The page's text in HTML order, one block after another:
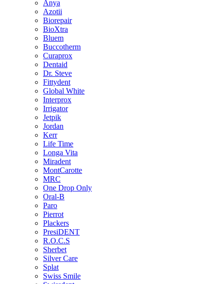
Anya
Azotii
Biorepair
BioXtra
Bluem
Buccotherm
Curaprox
Dentaid
Dr. Steve
Fittydent
Global White
Interprox
Irrigator
Jetpik
Jordan
Kerr
Life Time
Longa Vita
Miradent
MontCarotte
MRC
One Drop Only
Oral-B
Paro
Pierrot
Plackers
PresiDENT
R.O.C.S
Sherbet
Silver Care
Splat
Swiss Smile